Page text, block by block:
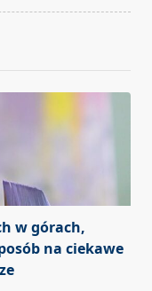
w górach,
na ciekawe